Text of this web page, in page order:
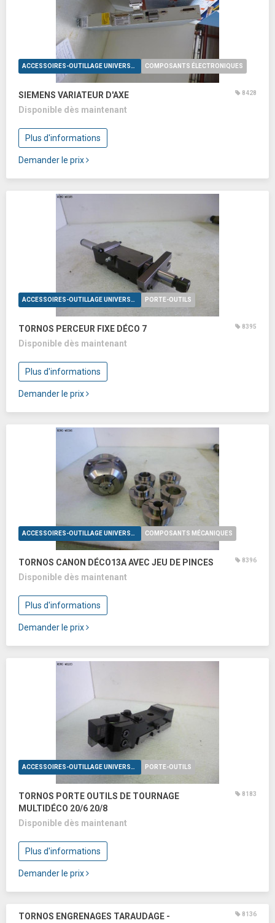
ACCESSOIRES-OUTILLAGE UNIVERSELS COMPOSANTS ÉLECTRONIQUES
SIEMENS VARIATEUR D'AXE 8428
Disponible dès maintenant
Plus d'informations
Demander le prix
ACCESSOIRES-OUTILLAGE UNIVERSELS PORTE-OUTILS
TORNOS PERCEUR FIXE DÉCO 7 8395
Disponible dès maintenant
Plus d'informations
Demander le prix
ACCESSOIRES-OUTILLAGE UNIVERSELS COMPOSANTS MÉCANIQUES
TORNOS CANON DÉCO13A AVEC JEU DE PINCES 8396
Disponible dès maintenant
Plus d'informations
Demander le prix
ACCESSOIRES-OUTILLAGE UNIVERSELS PORTE-OUTILS
TORNOS PORTE OUTILS DE TOURNAGE
MULTIDÉCO 20/6 20/8
8183
Disponible dès maintenant
Plus d'informations
Demander le prix
TORNOS ENGRENAGES TARAUDAGE -
8136